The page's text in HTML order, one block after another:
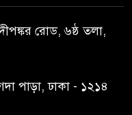
১৫ হাজার টাকা
বন্যায় ক্ষতিগ্রস্তদের
রোড, ৬ষ্ঠ তলা,
পাড়া, ঢাকা - ১২১৪